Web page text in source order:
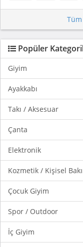
Popüler
Giyim
Ayakkabı
Takı / Aksesuar
Çanta
Elektronik
Kozmetik / Kişisel
Çocuk Giyim
Spor / Outdoor
İç Giyim